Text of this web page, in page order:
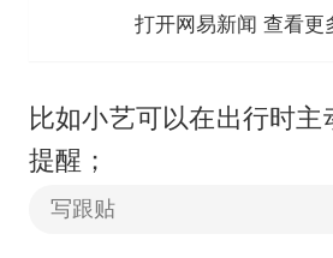
打开网易新闻 查看更
比如小艺可以在出行时
提醒；
写跟贴